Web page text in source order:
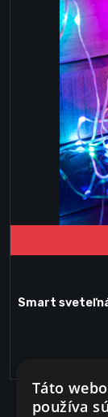
Smart
Táto
používa